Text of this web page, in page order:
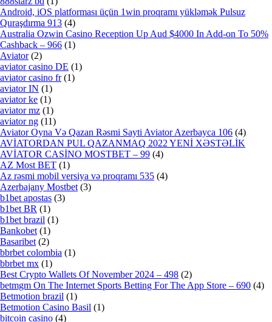
Android, iOS platforması üçün 1win proqramı yükləmək Pulsuz
Quraşdırma 913 (4)
Australia Ozwin Casino Reception Up Aud $4000 In Add-on To 50%
Cashback – 966 (1)
Aviator (2)
aviator casino DE (1)
aviator casino fr (1)
aviator IN (1)
aviator ke (1)
aviator mz (1)
aviator ng (11)
Aviator Oyna Və Qazan Rəsmi Sayti Aviator Azerbayca 106 (4)
AVİATORDAN PUL QAZANMAQ 2022 YENİ XƏSTƏLİK
AVİATOR CASİNO MOSTBET – 99 (4)
AZ Most BET (1)
Az rəsmi mobil versiya və proqramı 535 (4)
Azerbajany Mostbet (3)
b1bet apostas (3)
b1bet BR (1)
b1bet brazil (1)
Bankobet (1)
Basaribet (2)
bbrbet colombia (1)
bbrbet mx (1)
Best Crypto Wallets Of November 2024 – 498 (2)
‎betmgm On The Internet Sports Betting For The App Store – 690 (4)
Betmotion brazil (1)
Betmotion Casino Basil (1)
bitcoin casino (4)